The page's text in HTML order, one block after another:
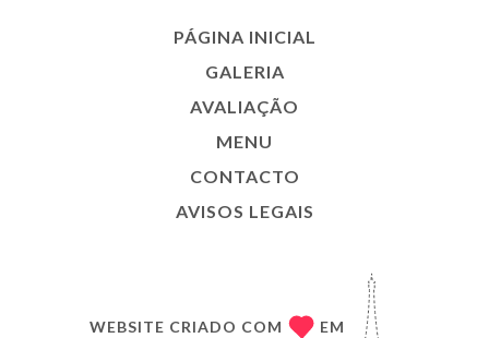
PÁGINA INICIAL
GALERIA
AVALIAÇÃO
MENU
CONTACTO
AVISOS LEGAIS
WEBSITE CRIADO COM EM